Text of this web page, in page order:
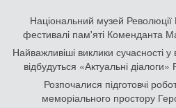
Національний музей Революції
фестивалі пам'яті Коменданта
Найважливіші виклики сучасності у
відбудуться «Актуальні
Розпочалися підготовчі
меморіального простору